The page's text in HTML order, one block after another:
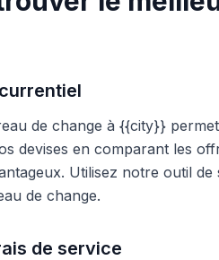
de change à {{city}}
devises en comparant les
Utilisez notre outil
de change.
de service